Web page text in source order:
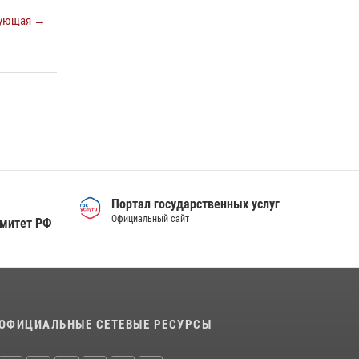
→
РФ
Портал государственных услуг
Официальный сайт
СЕТЕВЫЕ РЕСУРСЫ